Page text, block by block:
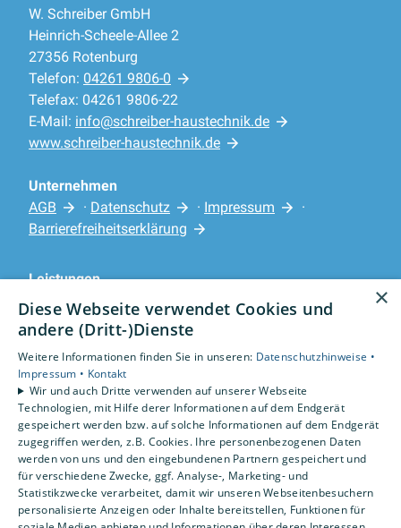
W. Schreiber GmbH
Heinrich-Scheele-Allee 2
27356 Rotenburg
Telefon: 04261 9806-0
Telefax: 04261 9806-22
E-Mail: info@schreiber-haustechnik.de
www.schreiber-haustechnik.de
Unternehmen
AGB
· Datenschutz · Impressum
·
Barrierefreiheitserklärung
Leistungen
Privatkunden
Karriere
Unternehmen
Standorte
Rotenburg
×
Diese Webseite verwendet Cookies und
andere (Dritt-)Dienste
Weitere Informationen finden Sie in unseren: Datenschutzhinweise •
Impressum • Kontakt
Wir und auch Dritte verwenden auf unserer Webseite
Technologien, mit Hilfe derer Informationen auf dem Endgerät
gespeichert werden bzw. auf solche Informationen auf dem Endgerät
zugegriffen werden, z.B. Cookies. Ihre personenbezogenen Daten
werden von uns und den eingebundenen Partnern gespeichert und
für verschiedene Zwecke, ggf. Analyse-, Marketing- und
Statistikzwecke verarbeitet, damit wir unseren Webseitenbesuchern
personalisierte Anzeigen oder Inhalte bereitstellen, Funktionen für